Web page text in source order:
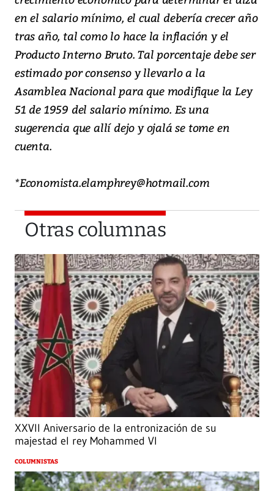
en el salario mínimo, el cual debería crecer año
tras año, tal como lo hace la inflación y el
Producto Interno Bruto. Tal porcentaje debe ser
estimado por consenso y llevarlo a la
Asamblea Nacional para que modifique la Ley
51 de 1959 del salario mínimo. Es una
sugerencia que allí dejo y ojalá se tome en
cuenta.
*Economista.elamphrey@hotmail.com
Otras columnas
XXVII Aniversario de la entronización de su
majestad el rey Mohammed VI
COLUMNISTAS